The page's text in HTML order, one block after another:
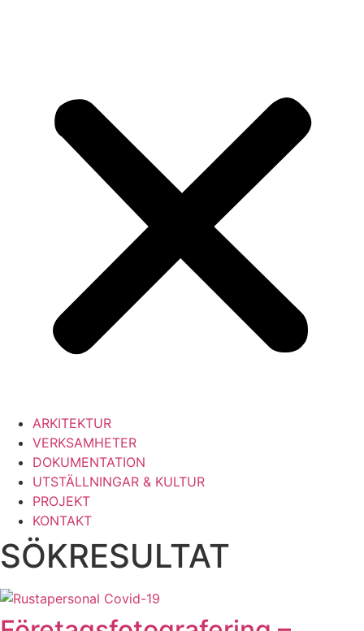
ARKITEKTUR
VERKSAMHETER
DOKUMENTATION
UTSTÄLLNINGAR & KULTUR
PROJEKT
KONTAKT
SÖKRESULTAT